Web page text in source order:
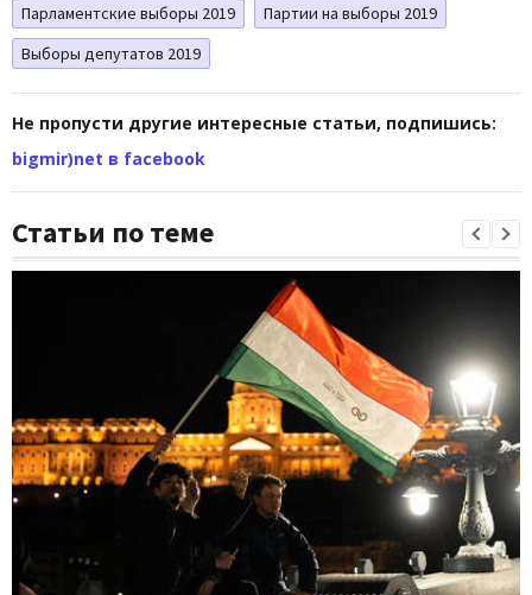
Парламентские выборы 2019
Партии на выборы 2019
Выборы депутатов 2019
Не пропусти другие интересные статьи, подпишись:
bigmir)net в facebook
Статьи по теме